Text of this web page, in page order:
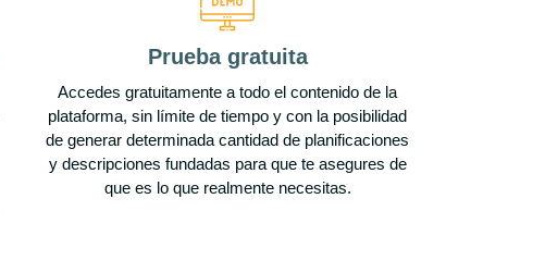
Prueba gratuita
Accedes gratuitamente a todo el contenido de la
plataforma, sin límite de tiempo y con la posibilidad
de generar determinada cantidad de planificaciones
y descripciones fundadas para que te asegures de
que es lo que realmente necesitas.